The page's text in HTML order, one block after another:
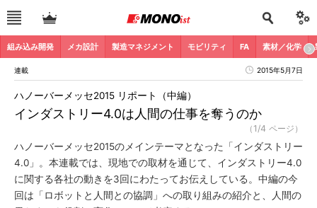
組み込み開発 メカ設計 製造マネジメント モビリティ FA 素材／化学
連載 2015年5月7日
インダストリー4.0は人間の仕事を奪うのか
ハノーバーメッセ2015 リポート（中編）
（1/4 ページ）
ハノーバーメッセ2015のメインテーマとなった「インダストリー
4.0」。本連載では、現地での取材を通じて、インダストリー4.0
に関する各社の動きを3回にわたってお伝えしている。中編の今
回は「ロボットと人間との協調」への取り組みの紹介と、人間の